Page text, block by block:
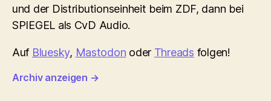
und der Distributionseinheit beim ZDF, dann bei
SPIEGEL als CvD Audio.
Auf Bluesky, Mastodon oder Threads folgen!
Archiv anzeigen →